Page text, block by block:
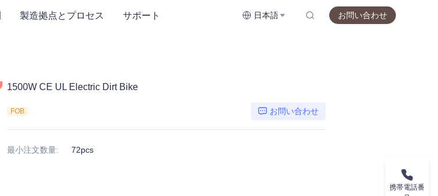
製造拠点とプロセス サポート 日本語 お問い合わせ
1500W CE UL Electric Dirt Bike
FOB お問い合わせ
最小注文数量: 72pcs
携帯電話番